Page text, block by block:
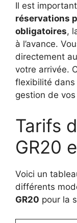
Il est
réservations
obligatoires,
à l’avance.
directement
votre arrivée.
flexibilité dans
gestion de
Tarifs
GR20
Voici un
différents
GR20 pour la